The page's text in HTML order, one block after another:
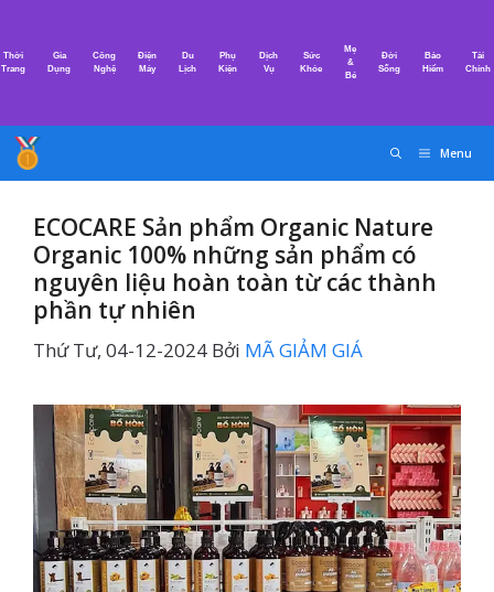
nội
Thời
Trang
Gia
Dụng
Công
Nghệ
Điện
Máy
Du
Lịch
Phụ
Kiện
Dịch
Vụ
Sức
Khỏe
Mẹ
&
Bé
Đời
Sống
Bảo
Hiểm
Tài
Chính
Menu
ECOCARE Sản phẩm Organic Nature
Organic 100% những sản phẩm có
nguyên liệu hoàn toàn từ các thành
phần tự nhiên
Thứ Tư, 04-12-2024 Bởi MÃ GIẢM GIÁ